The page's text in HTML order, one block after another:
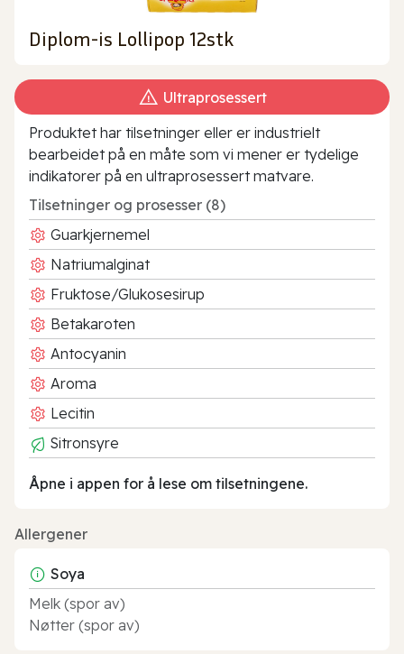
Diplom-is Lollipop 12stk
Ultraprosessert
Produktet har tilsetninger eller er industrielt
bearbeidet på en måte som vi mener er tydelige
indikatorer på en ultraprosessert matvare.
Tilsetninger og prosesser (8)
Guarkjernemel
Natriumalginat
Fruktose/Glukosesirup
Betakaroten
Antocyanin
Aroma
Lecitin
Sitronsyre
Åpne i appen for å lese om tilsetningene.
Allergener
Soya
Melk (spor av)
Nøtter (spor av)